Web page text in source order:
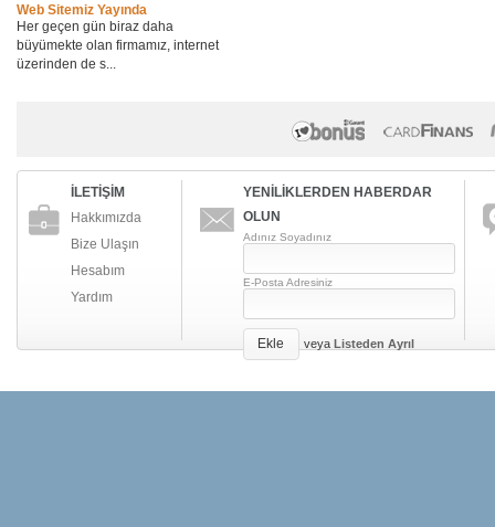
Web Sitemiz Yayında
Her geçen gün biraz daha
büyümekte olan firmamız, internet
üzerinden de s...
İLETİŞİM
Hakkımızda
Bize Ulaşın
Hesabım
Yardım
YENİLİKLERDEN HABERDAR
OLUN
Adınız Soyadınız
E-Posta Adresiniz
Ekle veya Listeden Ayrıl